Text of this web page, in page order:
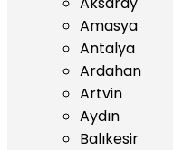
Amasya
Antalya
Ardahan
Artvin
Aydın
Balıkesir